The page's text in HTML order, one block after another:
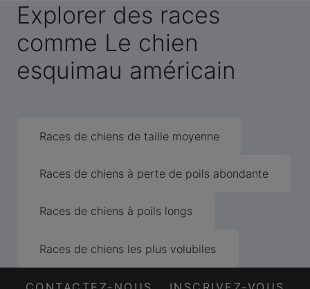
Explorer des races
comme Le chien
esquimau américain
Races de chiens de taille moyenne
Races de chiens à perte de poils abondante
Races de chiens à poils longs
Races de chiens les plus volubiles